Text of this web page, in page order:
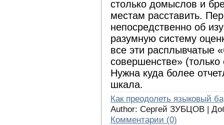
столько домыслов и
местам расставить.
непосредственно об
разумную систему
все эти расплывчатые
совершенстве»
Нужна куда более
шкала.
Как преодолеть языковый
Author: Сергей ЗУБЦОВ |
Комментарии (0)